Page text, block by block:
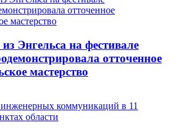
Энгельса на фестивале
отточенное
мастерство